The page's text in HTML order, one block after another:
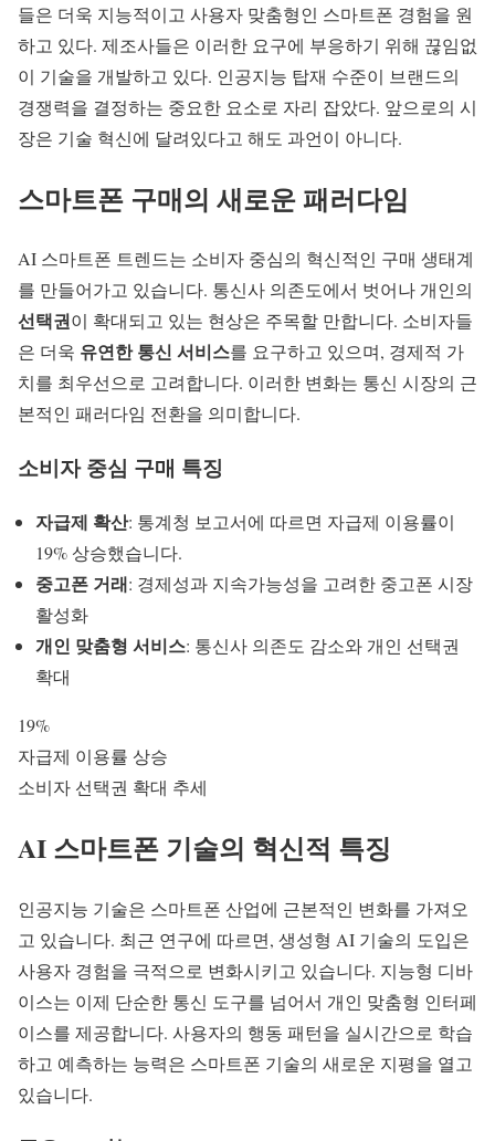
들은 더욱 지능적이고 사용자 맞춤형인 스마트폰 경험을 원
하고 있다. 제조사들은 이러한 요구에 부응하기 위해 끊임없
이 기술을 개발하고 있다. 인공지능 탑재 수준이 브랜드의
경쟁력을 결정하는 중요한 요소로 자리 잡았다. 앞으로의 시
장은 기술 혁신에 달려있다고 해도 과언이 아니다.
스마트폰 구매의 새로운 패러다임
AI 스마트폰 트렌드는 소비자 중심의 혁신적인 구매 생태계
를 만들어가고 있습니다. 통신사 의존도에서 벗어나 개인의
선택권이 확대되고 있는 현상은 주목할 만합니다. 소비자들
은 더욱 유연한 통신 서비스를 요구하고 있으며, 경제적 가
치를 최우선으로 고려합니다. 이러한 변화는 통신 시장의 근
본적인 패러다임 전환을 의미합니다.
소비자 중심 구매 특징
자급제 확산: 통계청 보고서에 따르면 자급제 이용률이
19% 상승했습니다.
중고폰 거래: 경제성과 지속가능성을 고려한 중고폰 시장
활성화
개인 맞춤형 서비스: 통신사 의존도 감소와 개인 선택권
확대
19%
자급제 이용률 상승
소비자 선택권 확대 추세
AI 스마트폰 기술의 혁신적 특징
인공지능 기술은 스마트폰 산업에 근본적인 변화를 가져오
고 있습니다. 최근 연구에 따르면, 생성형 AI 기술의 도입은
사용자 경험을 극적으로 변화시키고 있습니다. 지능형 디바
이스는 이제 단순한 통신 도구를 넘어서 개인 맞춤형 인터페
이스를 제공합니다. 사용자의 행동 패턴을 실시간으로 학습
하고 예측하는 능력은 스마트폰 기술의 새로운 지평을 열고
있습니다.